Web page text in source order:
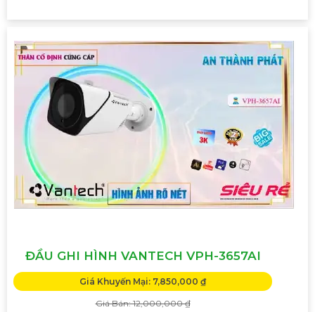
ĐẦU GHI HÌNH VANTECH VPH-3657AI
Giá Khuyến Mại: 7,850,000 ₫
Giá Bán: 12,000,000 ₫